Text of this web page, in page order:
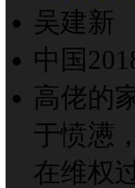
吴建新
中国
高佬的
于愤懑
在维权